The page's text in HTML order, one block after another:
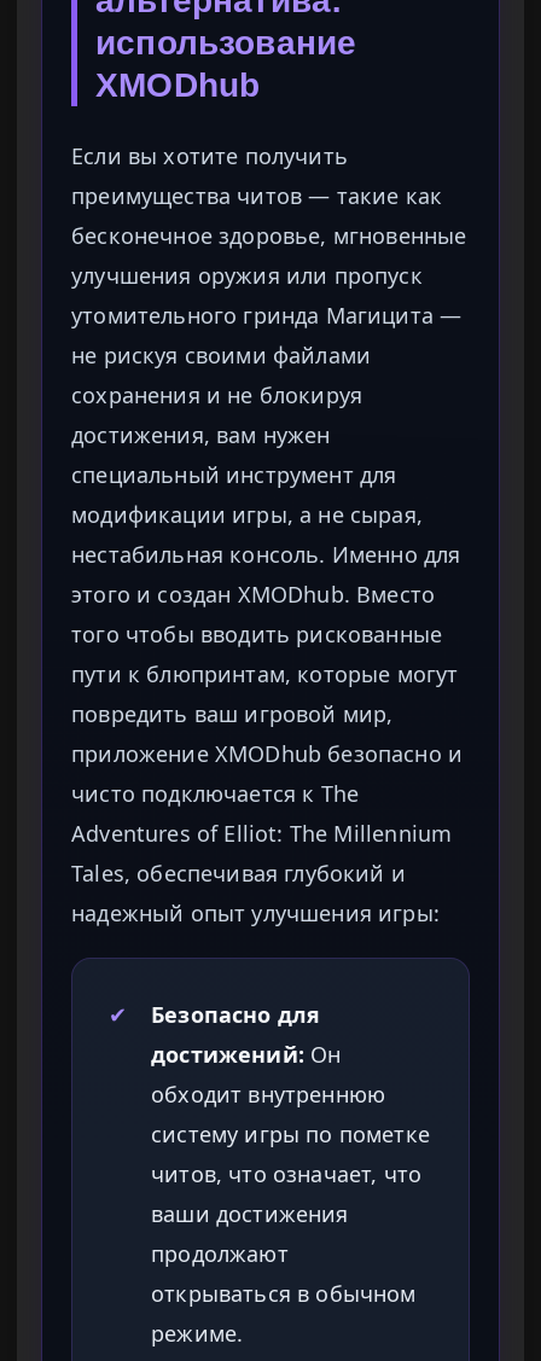
использование
XMODhub
Если вы хотите получить
преимущества читов — такие как
бесконечное здоровье, мгновенные
улучшения оружия или пропуск
утомительного гринда Магицита —
не рискуя своими файлами
сохранения и не блокируя
достижения, вам нужен
специальный инструмент для
модификации игры, а не сырая,
нестабильная консоль. Именно для
этого и создан XMODhub. Вместо
того чтобы вводить рискованные
пути к блюпринтам, которые могут
повредить ваш игровой мир,
приложение XMODhub безопасно и
чисто подключается к The
Adventures of Elliot: The Millennium
Tales, обеспечивая глубокий и
надежный опыт улучшения игры:
✔
Безопасно для
достижений: Он
обходит внутреннюю
систему игры по пометке
читов, что означает, что
ваши достижения
продолжают
открываться в обычном
режиме.